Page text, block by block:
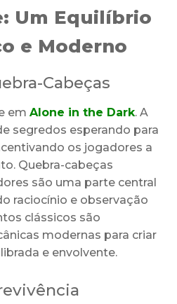
Um Equilíbrio
e Moderno
Cabeças
em Alone in the Dark. A
segredos esperando para
os jogadores a
Quebra-cabeças
são uma parte central
raciocínio e observação
clássicos são
modernas para criar
e envolvente.